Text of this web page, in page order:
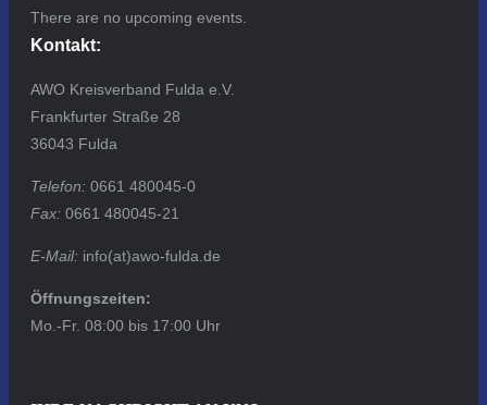
There are no upcoming events.
Kontakt:
AWO Kreisverband Fulda e.V.
Frankfurter Straße 28
36043 Fulda
Telefon: 0661 480045-0
Fax: 0661 480045-21
E-Mail: info(at)awo-fulda.de
Öffnungszeiten:
Mo.-Fr. 08:00 bis 17:00 Uhr